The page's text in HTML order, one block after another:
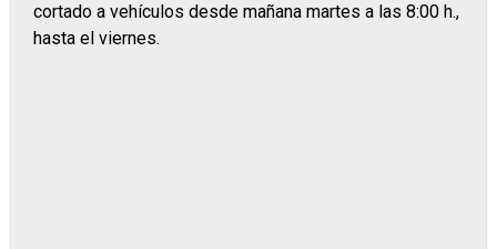
cortado a vehículos desde mañana martes a las 8:00 h.,
hasta el viernes.